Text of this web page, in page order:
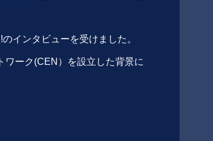
インタビューを受けました。
ワーク(CEN）を設立した背景に